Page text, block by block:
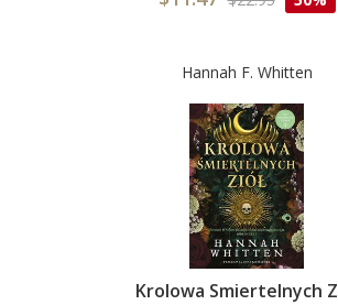
Hannah F. Whitten
Krolowa Smiertelnych